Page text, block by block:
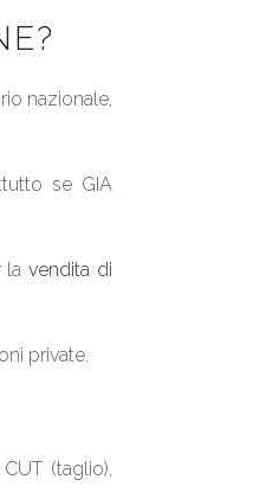
nazionale,
se GIA
lavendita di
private.
(taglio),